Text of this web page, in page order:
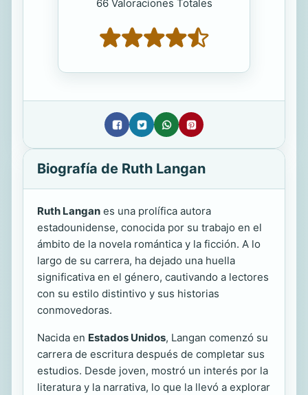
66 Valoraciones Totales
Biografía de Ruth Langan
Ruth Langan es una prolífica autora
estadounidense, conocida por su trabajo en el
ámbito de la novela romántica y la ficción. A lo
largo de su carrera, ha dejado una huella
significativa en el género, cautivando a lectores
con su estilo distintivo y sus historias
conmovedoras.
Nacida en Estados Unidos, Langan comenzó su
carrera de escritura después de completar sus
estudios. Desde joven, mostró un interés por la
literatura y la narrativa, lo que la llevó a explorar